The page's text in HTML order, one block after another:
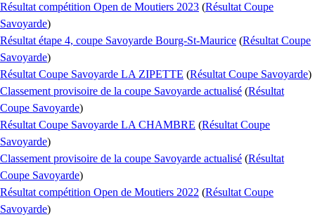
Résultat compétition Open de Moutiers 2023 (Résultat Coupe
Savoyarde)
Résultat étape 4, coupe Savoyarde Bourg-St-Maurice (Résultat Coupe
Savoyarde)
Résultat Coupe Savoyarde LA ZIPETTE (Résultat Coupe Savoyarde)
Classement provisoire de la coupe Savoyarde actualisé (Résultat
Coupe Savoyarde)
Résultat Coupe Savoyarde LA CHAMBRE (Résultat Coupe
Savoyarde)
Classement provisoire de la coupe Savoyarde actualisé (Résultat
Coupe Savoyarde)
Résultat compétition Open de Moutiers 2022 (Résultat Coupe
Savoyarde)